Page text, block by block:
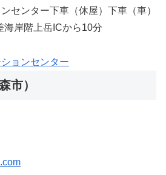
センター下車（休屋）下車（車）
海岸階上岳ICから10分
ョンセンター
市）